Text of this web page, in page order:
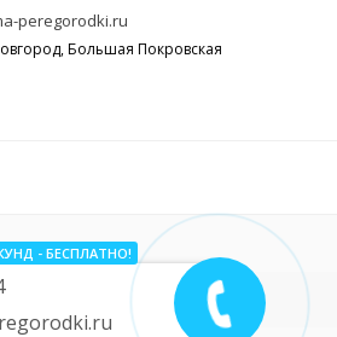
peregorodki.ru
Большая Покровская
- БЕСПЛАТНО!